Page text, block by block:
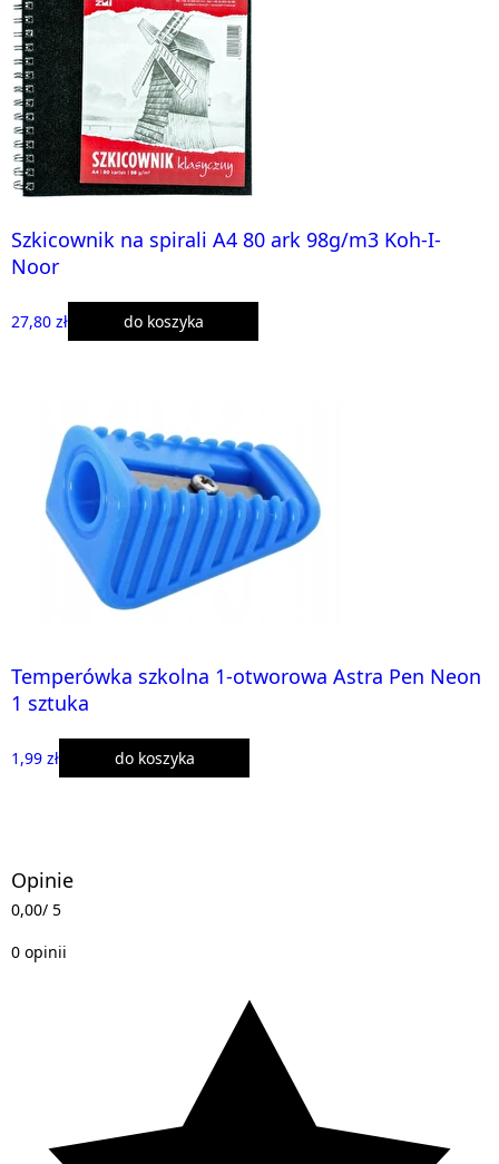
Szkicownik na spirali A4 80 ark 98g/m3 Koh-I-
Noor
27,80 zł do koszyka
Temperówka szkolna 1-otworowa Astra Pen Neon
1 sztuka
1,99 zł do koszyka
Opinie
0,00/ 5
0 opinii